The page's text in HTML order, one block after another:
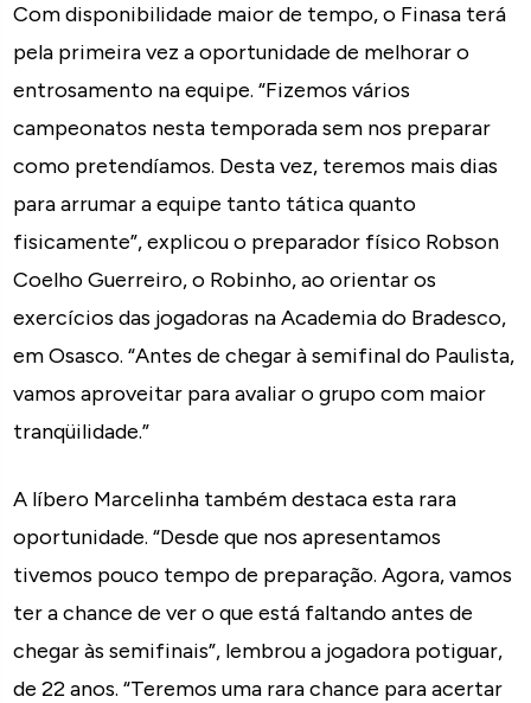
Com disponibilidade maior de tempo, o Finasa terá
pela primeira vez a oportunidade de melhorar o
entrosamento na equipe. “Fizemos vários
campeonatos nesta temporada sem nos preparar
como pretendíamos. Desta vez, teremos mais dias
para arrumar a equipe tanto tática quanto
fisicamente”, explicou o preparador físico Robson
Coelho Guerreiro, o Robinho, ao orientar os
exercícios das jogadoras na Academia do Bradesco,
em Osasco. “Antes de chegar à semifinal do Paulista,
vamos aproveitar para avaliar o grupo com maior
tranqüilidade.”
A líbero Marcelinha também destaca esta rara
oportunidade. “Desde que nos apresentamos
tivemos pouco tempo de preparação. Agora, vamos
ter a chance de ver o que está faltando antes de
chegar às semifinais”, lembrou a jogadora potiguar,
de 22 anos. “Teremos uma rara chance para acertar